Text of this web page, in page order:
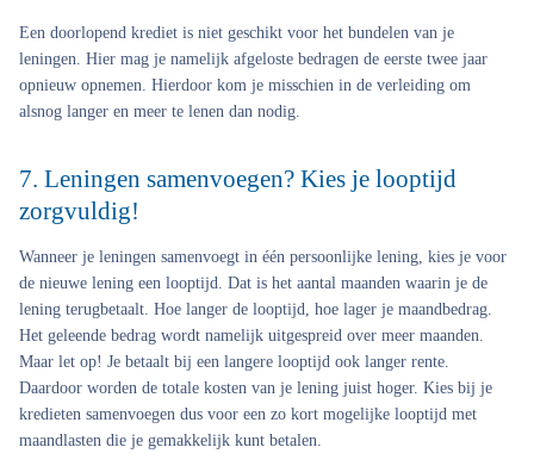
Een doorlopend krediet is niet geschikt voor het bundelen van je
leningen. Hier mag je namelijk afgeloste bedragen de eerste twee jaar
opnieuw opnemen. Hierdoor kom je misschien in de verleiding om
alsnog langer en meer te lenen dan nodig.
7. Leningen samenvoegen? Kies je looptijd
zorgvuldig!
Wanneer je leningen samenvoegt in één persoonlijke lening, kies je voor
de nieuwe lening een looptijd. Dat is het aantal maanden waarin je de
lening terugbetaalt. Hoe langer de looptijd, hoe lager je maandbedrag.
Het geleende bedrag wordt namelijk uitgespreid over meer maanden.
Maar let op! Je betaalt bij een langere looptijd ook langer rente.
Daardoor worden de totale kosten van je lening juist hoger. Kies bij je
kredieten samenvoegen dus voor een zo kort mogelijke looptijd met
maandlasten die je gemakkelijk kunt betalen.